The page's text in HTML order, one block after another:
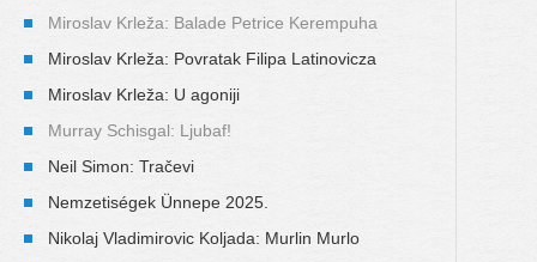
Miroslav Krleža: Balade Petrice Kerempuha
Miroslav Krleža: Povratak Filipa Latinovicza
Miroslav Krleža: U agoniji
Murray Schisgal: Ljubaf!
Neil Simon: Tračevi
Nemzetiségek Ünnepe 2025.
Nikolaj Vladimirovic Koljada: Murlin Murlo